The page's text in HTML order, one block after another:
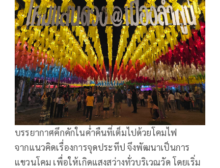
บรรยากาศคึกคักในค่ำคืนที่เต็มไปด้วยโคมไฟ
จากแนวคิดเรื่องการจุดประทีป จึงพัฒนาเป็นการ
แขวนโคม เพื่อให้เกิดแสงสว่างทั่วบริเวณวัด โดยเริ่ม